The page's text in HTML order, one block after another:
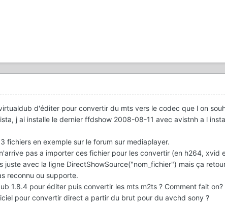
d'éditer pour convertir du mts vers le codec que l on
j ai installe le dernier ffdshow 2008-08-11 avec avistnh a l
fichiers en exemple sur le forum sur mediaplayer.
pas a importer ces fichier pour les convertir (en h264, xvid
juste avec la ligne DirectShowSource("nom_fichier") mais ça
reconnu ou supporte.
1.8.4 pour éditer puis convertir les mts m2ts ? Comment fait on?
pour convertir direct a partir du brut pour du avchd sony ?